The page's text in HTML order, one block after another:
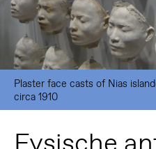
Plaster face casts of Nias
circa 1910